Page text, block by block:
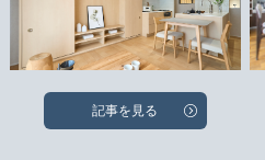
記事を見る